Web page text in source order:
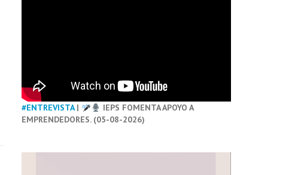
#ENTREVISTA|
IEPS FOMENTA APOYO A
EMPRENDEDORES. (05-08-2026)